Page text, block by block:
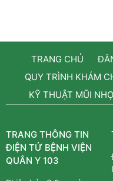
TRANG CHỦ
QUY TRÌNH KHÁM
KỸ THUẬT MŨI
TRANG THÔNG TIN
ĐIỆN TỬ BỆNH VIỆN
QUÂN Y 103